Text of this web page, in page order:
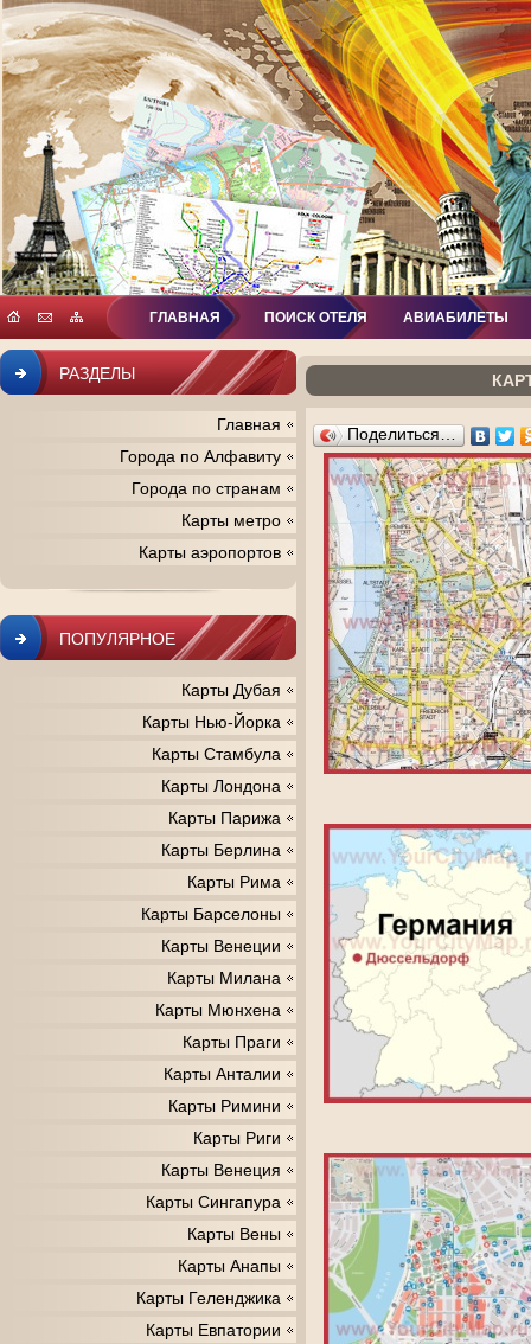
Поделиться…
РАЗДЕЛЫ
Главная
Города по Алфавиту
Города по странам
Карты метро
Карты аэропортов
ПОПУЛЯРНОЕ
Карты Дубая
Карты Нью-Йорка
Карты Стамбула
Карты Лондона
Карты Парижа
Карты Берлина
Карты Рима
Карты Барселоны
Карты Венеции
Карты Милана
Карты Мюнхена
Карты Праги
Карты Анталии
Карты Римини
Карты Риги
Карты Венеция
Карты Сингапура
Карты Вены
Карты Анапы
Карты Геленджика
Карты Евпатории
ГЛАВНАЯ ПОИСК ОТЕЛЯ АВИАБИЛЕТЫ